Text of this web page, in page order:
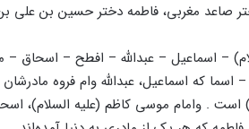
صاعد مغربی، فاطمه دختر حسین بن علی
– اسماعیل – عبدالله – افطح – اسحاق
– اسما که اسماعیل، عبدالله وام فروه
) است . وامام موسی کاظم (علیه السلام)،